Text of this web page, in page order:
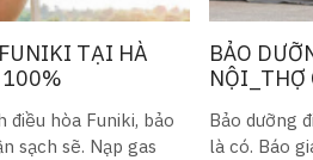
TẠI HÀ
100%
điều hòa Funiki, bảo
sạch sẽ. Nạp gas
BẢO
NỘI_THỢ
Bảo dưỡng
là có. Báo